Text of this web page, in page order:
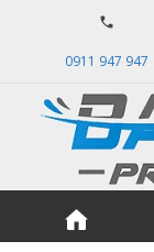
0911 947 947